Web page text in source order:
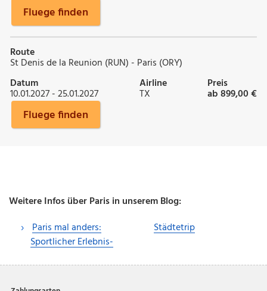
Fluege finden
Route
St Denis de la Reunion (RUN) - Paris (ORY)
Datum
10.01.2027 - 25.01.2027
Airline
TX
Preis
ab 899,00 €
Fluege finden
Weitere Infos über Paris in unserem Blog:
Paris mal anders:
Sportlicher Erlebnis-
Städtetrip